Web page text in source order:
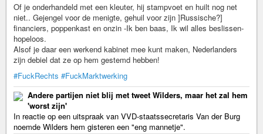
Of je onderhandeld met een kleuter, hij stampvoet en huilt nog net
niet.. Gejengel voor de menigte, gehuil voor zijn ]Russische?]
financiers, poppenkast en onzin -Ik ben baas, Ik wil alles beslissen-
hopeloos.
Alsof je daar een werkend kabinet mee kunt maken, Nederlanders
zijn debiel dat ze op hem gestemd hebben!
#FuckRechts #FuckMarktwerking
Andere partijen niet blij met tweet Wilders, maar het zal hem
'worst zijn'
In reactie op een uitspraak van VVD-staatssecretaris Van der Burg
noemde Wilders hem gisteren een "eng mannetje".